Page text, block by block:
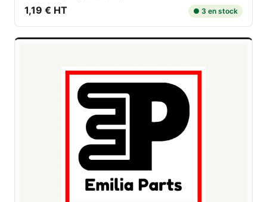
1,19 € HT ● 3 en stock